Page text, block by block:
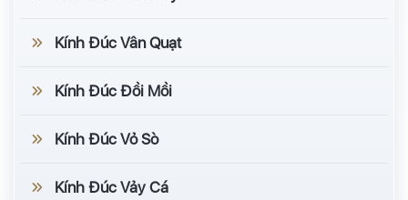
Kính Đúc Vân Quạt
Kính Đúc Đồi Mồi
Kính Đúc Vỏ Sò
Kính Đúc Vảy Cá